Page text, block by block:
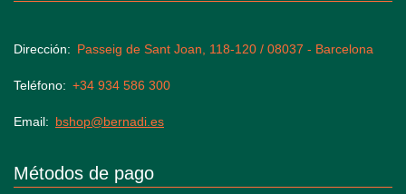
Dirección Passeig de Sant Joan, 118-120 / 08037 - Barcelona
Teléfono +34 934 586 300
Email bshop@bernadi.es
Métodos de pago